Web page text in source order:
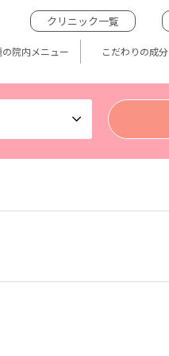
クリニック一覧
院内メニュー こだわりの成分